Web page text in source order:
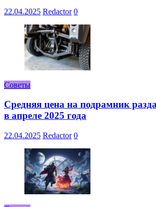
22.04.2025 Redactor 0
Советы
Средняя цена на подрамник
в апреле 2025 года
22.04.2025 Redactor 0